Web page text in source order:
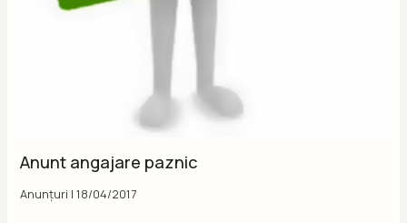
Anunt angajare paznic
Anunțuri |18/04/2017